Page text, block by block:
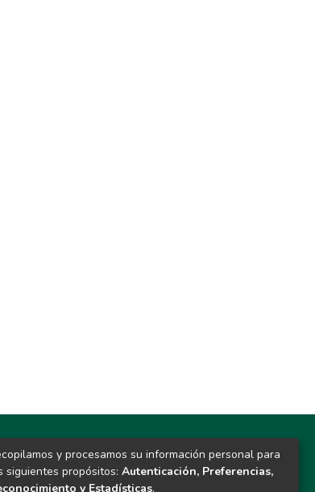
Contacto
y procesamos su información personal para
siguientes propósitos: Autenticación, Preferencias,
y Estadísticas.